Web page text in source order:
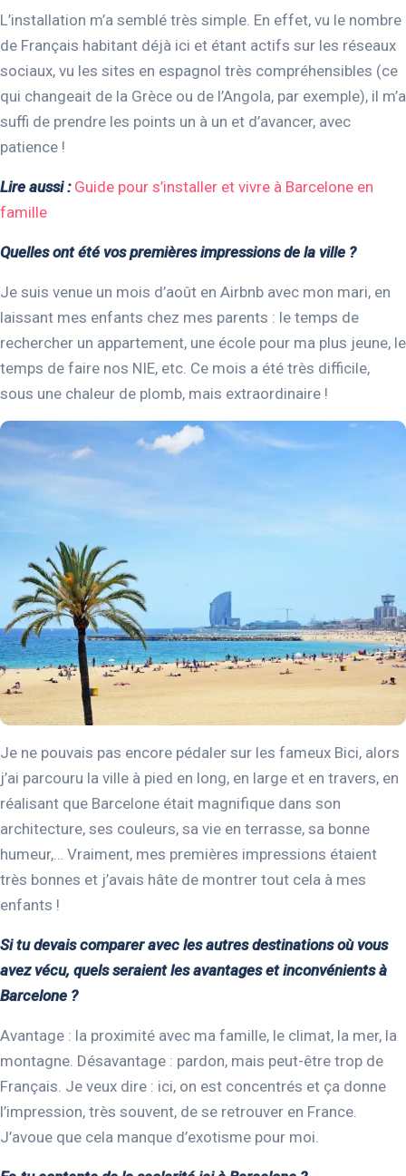
L’installation m’a semblé très simple. En effet, vu le nombre
de Français habitant déjà ici et étant actifs sur les réseaux
sociaux, vu les sites en espagnol très compréhensibles (ce
qui changeait de la Grèce ou de l’Angola, par exemple), il m’a
suffi de prendre les points un à un et d’avancer, avec
patience !
Lire aussi : Guide pour s’installer et vivre à Barcelone en
famille
Quelles ont été vos premières impressions de la ville ?
Je suis venue un mois d’août en Airbnb avec mon mari, en
laissant mes enfants chez mes parents : le temps de
rechercher un appartement, une école pour ma plus jeune, le
temps de faire nos NIE, etc. Ce mois a été très difficile,
sous une chaleur de plomb, mais extraordinaire !
Je ne pouvais pas encore pédaler sur les fameux Bici, alors
j’ai parcouru la ville à pied en long, en large et en travers, en
réalisant que Barcelone était magnifique dans son
architecture, ses couleurs, sa vie en terrasse, sa bonne
humeur,… Vraiment, mes premières impressions étaient
très bonnes et j’avais hâte de montrer tout cela à mes
enfants !
Si tu devais comparer avec les autres destinations où vous
avez vécu, quels seraient les avantages et inconvénients à
Barcelone ?
Avantage : la proximité avec ma famille, le climat, la mer, la
montagne. Désavantage : pardon, mais peut-être trop de
Français. Je veux dire : ici, on est concentrés et ça donne
l’impression, très souvent, de se retrouver en France.
J’avoue que cela manque d’exotisme pour moi.